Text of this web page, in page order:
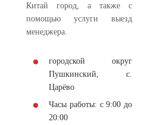
Китай город, а также с
помощью услуги выезд
менеджера.
городской округ
Пушкинский, с.
Царёво
Часы работы: с 9:00 до
20:00